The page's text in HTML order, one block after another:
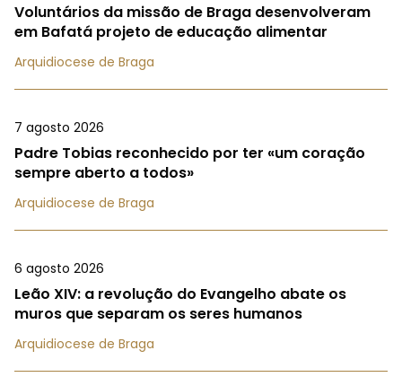
Voluntários da missão de Braga desenvolveram
em Bafatá projeto de educação alimentar
Arquidiocese de Braga
7 agosto 2026
Padre Tobias reconhecido por ter «um coração
sempre aberto a todos»
Arquidiocese de Braga
6 agosto 2026
Leão XIV: a revolução do Evangelho abate os
muros que separam os seres humanos
Arquidiocese de Braga